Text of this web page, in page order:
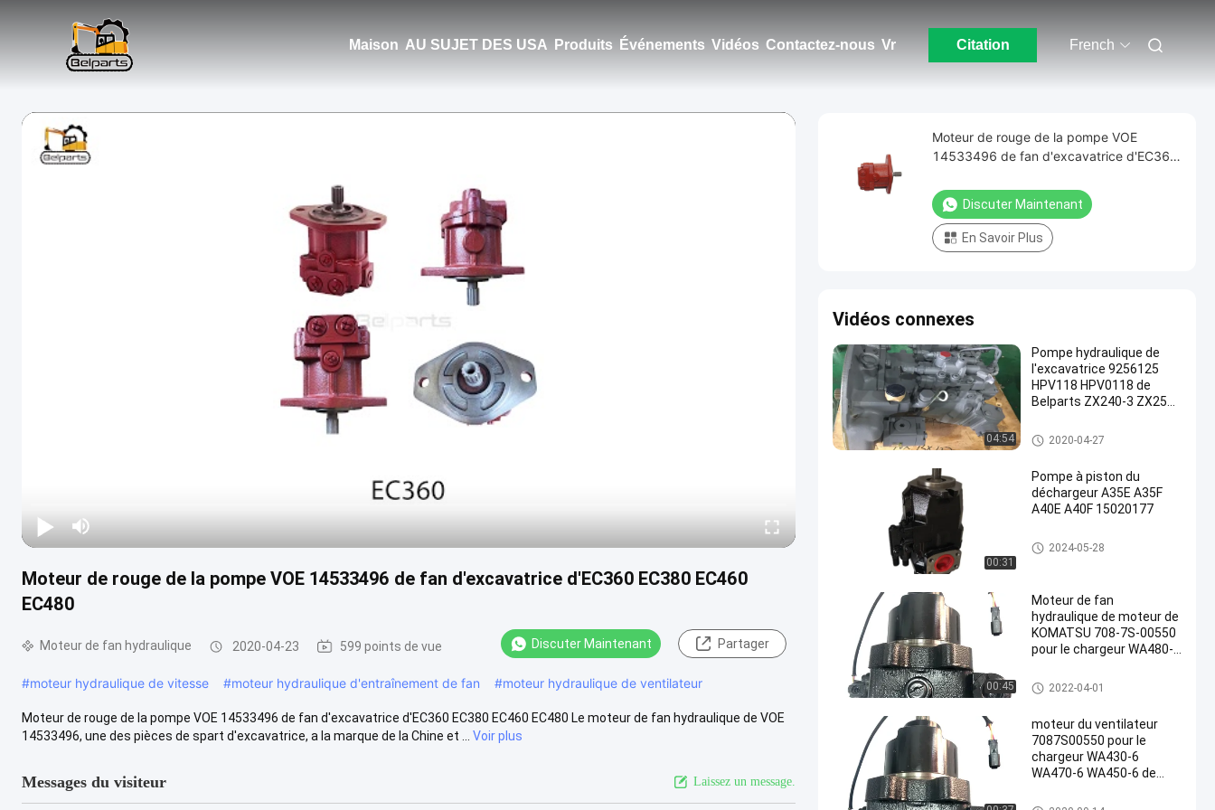
Maison AU SUJET DES USA Produits Événements Vidéos Contactez-nous Vr Citation French
Moteur de rouge de la pompe VOE 14533496 de fan d'excavatrice d'EC360 EC380 EC460
EC480
Moteur de fan hydraulique 2020-04-23 599 points de vue Discuter Maintenant Partager
#moteur hydraulique de vitesse #moteur hydraulique d'entraînement de fan #moteur hydraulique de ventilateur
Moteur de rouge de la pompe VOE 14533496 de fan d'excavatrice d'EC360 EC380 EC460 EC480 Le moteur de fan hydraulique de VOE
14533496, une des pièces de spart d'excavatrice, a la marque de la Chine et ...
Voir plus
Messages du visiteur Laissez un message.
Moteur de rouge de la pompe VOE
14533496 de fan d'excavatrice d'EC360
Discuter Maintenant
En Savoir Plus
Vidéos connexes
04:54
Pompe hydraulique de
l'excavatrice 9256125
HPV118 HPV0118 de
Belparts ZX240-3 ZX250-
pompe hydraulique d'excavatri
ce
2020-04-27
00:31
Pompe à piston du
déchargeur A35E A35F
A40E A40F 15020177
Moteur de fan hydraulique
2024-05-28
00:45
Moteur de fan
hydraulique de moteur de
KOMATSU 708-7S-00550
pour le chargeur WA480-6
Moteur de fan hydraulique
2022-04-01
moteur du ventilateur
7087S00550 pour le
chargeur WA430-6
WA470-6 WA450-6 de
Moteur de fan hydraulique